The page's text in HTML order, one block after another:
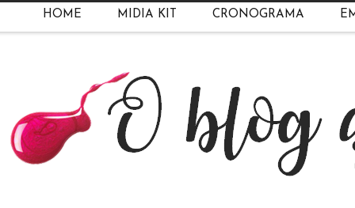
HOME MIDIA KIT CRONOGRAMA